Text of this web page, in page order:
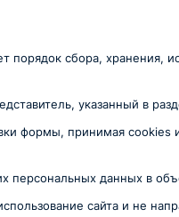
сбора, хранения,
указанный в
формы, принимая
персональных данных в
сайта и не